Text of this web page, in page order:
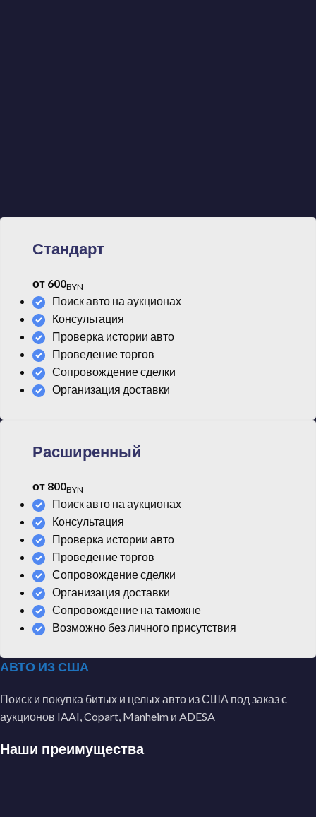
Стандарт
от 600BYN
Поиск авто на аукционах
Консультация
Проверка истории авто
Проведение торгов
Сопровождение сделки
Организация доставки
Расширенный
от 800BYN
Поиск авто на аукционах
Консультация
Проверка истории авто
Проведение торгов
Сопровождение сделки
Организация доставки
Сопровождение на таможне
Возможно без личного присутствия
АВТО ИЗ США
Поиск и покупка битых и целых авто из США под заказ с
аукционов IAAI, Copart, Manheim и ADESA
Наши преимущества